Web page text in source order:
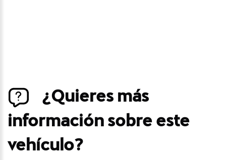
¿Quieres más
información sobre este
vehículo?